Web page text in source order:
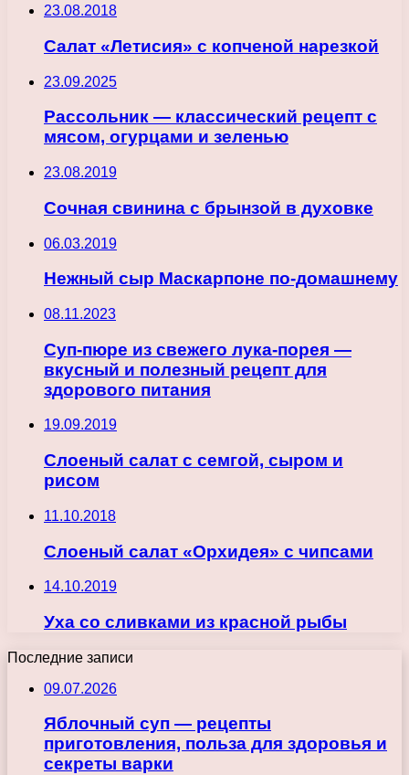
23.08.2018
Салат «Летисия» с копченой нарезкой
23.09.2025
Рассольник — классический рецепт с
мясом, огурцами и зеленью
23.08.2019
Сочная свинина с брынзой в духовке
06.03.2019
Нежный сыр Маскарпоне по-домашнему
08.11.2023
Суп-пюре из свежего лука-порея —
вкусный и полезный рецепт для
здорового питания
19.09.2019
Слоеный салат с семгой, сыром и
рисом
11.10.2018
Слоеный салат «Орхидея» с чипсами
14.10.2019
Уха со сливками из красной рыбы
Последние записи
09.07.2026
Яблочный суп — рецепты
приготовления, польза для здоровья и
секреты варки